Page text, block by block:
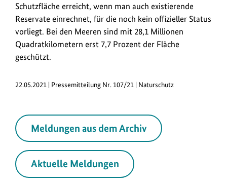
Schutzfläche erreicht, wenn man auch existierende
Reservate einrechnet, für die noch kein offizieller Status
vorliegt. Bei den Meeren sind mit 28,1 Millionen
Quadratkilometern erst 7,7 Prozent der Fläche
geschützt.
22.05.2021 | Pressemitteilung Nr. 107/21 | Naturschutz
Meldungen aus dem Archiv
Aktuelle Meldungen